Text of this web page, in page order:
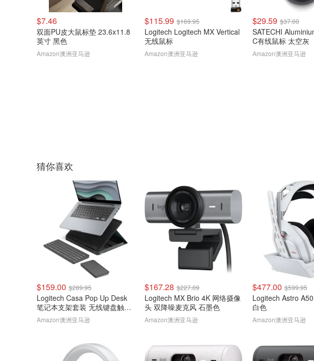
$7.46
双面PU皮大鼠标垫 23.6x11.8
英寸 黑色
Amazon澳洲亚马逊
$115.99 $169.95
Logitech Logitech MX Vertical
无线鼠标
Amazon澳洲亚马逊
$29.59 $37.00
SATECHI
C有线鼠标 太空灰
Amazon澳洲亚马逊
猜你喜欢
$159.00 $289.95
Logitech Casa Pop Up Desk
笔记本支架套装 无线键盘触控
板
Amazon澳洲亚马逊
$167.28 $227.09
Logitech MX Brio 4K 网络摄像
头 双降噪麦克风 石墨色
Amazon澳洲亚马逊
$477.00 $599.95
Logitech Astro
白色
Amazon澳洲亚马逊